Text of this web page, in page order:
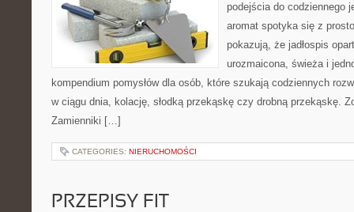
podejścia do codziennego
aromat spotyka się z
pokazują, że jadłospis
urozmaicona, świeża i
kompendium pomysłów dla osób, które szukają codziennych
w ciągu dnia, kolację, słodką przekąskę czy drobną przekąskę.
Zamienniki […]
CATEGORIES: NIERUCHOMOŚCI
PRZEPISY FIT